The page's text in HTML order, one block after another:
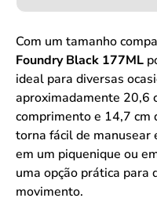
Com um tamanho
Foundry Black 177ML
ideal para diversas
aproximadamente 20,6
comprimento e 14,7 cm
torna fácil de
em um piquenique ou
uma opção prática para
movimento.